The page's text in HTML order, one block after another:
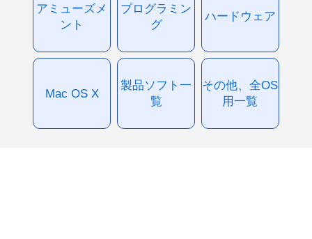
アミューズメ
ント
プログラミン
グ
ハードウェア
Mac OS X
製品ソフト一
覧
その他、全OS
用一覧